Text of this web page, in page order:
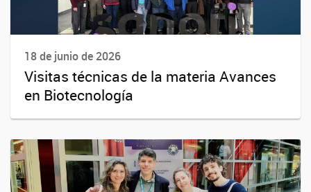
18 de junio de 2026
Visitas técnicas de la materia Avances
en Biotecnología